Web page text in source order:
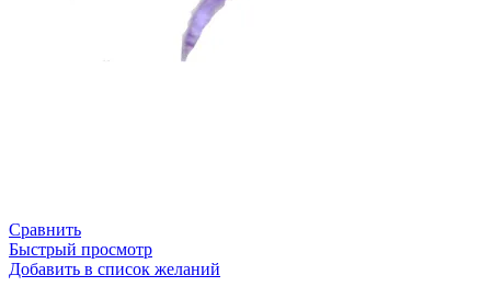
Сравнить
Быстрый просмотр
Добавить в список желаний